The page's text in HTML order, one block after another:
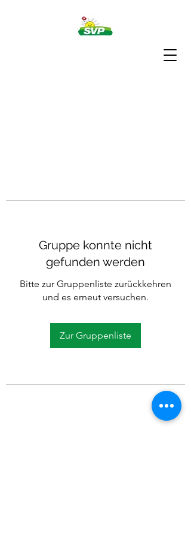
Gruppe konnte nicht
gefunden werden
Bitte zur Gruppenliste zurückkehren
und es erneut versuchen.
Zur Gruppenliste